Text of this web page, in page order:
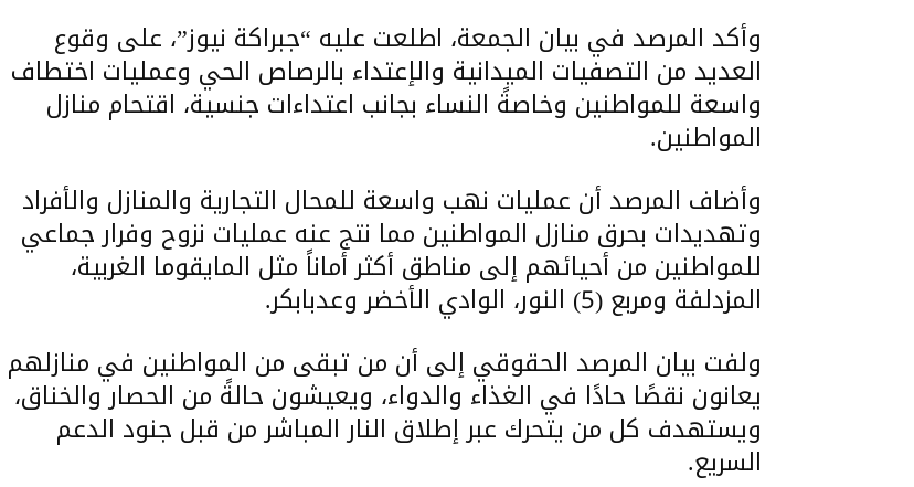
وأكد المرصد في بيان الجمعة، اطلعت عليه “جبراكة نيوز”، على وقوع
العديد من التصفيات الميدانية والإعتداء بالرصاص الحي وعمليات اختطاف
واسعة للمواطنين وخاصةً النساء بجانب اعتداءات جنسية، اقتحام منازل
المواطنين.
وأضاف المرصد أن عمليات نهب واسعة للمحال التجارية والمنازل والأفراد
وتهديدات بحرق منازل المواطنين مما نتج عنه عمليات نزوح وفرار جماعي
للمواطنين من أحيائهم إلى مناطق أكثر أماناً مثل المايقوما الغربية،
المزدلفة ومربع (5) النور، الوادي الأخضر وعدبابكر.
ولفت بيان المرصد الحقوقي إلى أن من تبقى من المواطنين في منازلهم
يعانون نقصًا حادًا في الغذاء والدواء، ويعيشون حالةً من الحصار والخناق،
ويستهدف كل من يتحرك عبر إطلاق النار المباشر من قبل جنود الدعم
السريع.